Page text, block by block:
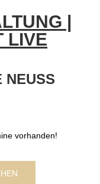
|
LIVE
NEUSS
vorhanden!